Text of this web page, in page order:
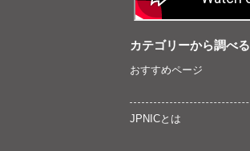
カテゴリーから調べる
おすすめページ
JPNICとは